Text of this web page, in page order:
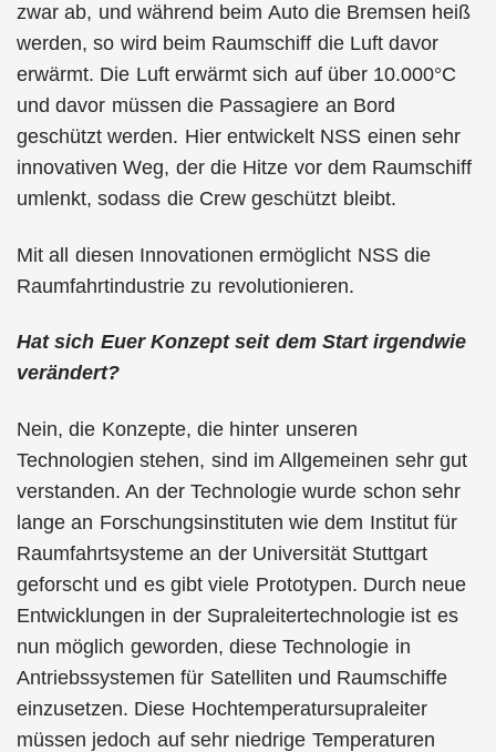
zwar ab, und während beim Auto die Bremsen heiß
werden, so wird beim Raumschiff die Luft davor
erwärmt. Die Luft erwärmt sich auf über 10.000°C
und davor müssen die Passagiere an Bord
geschützt werden. Hier entwickelt NSS einen sehr
innovativen Weg, der die Hitze vor dem Raumschiff
umlenkt, sodass die Crew geschützt bleibt.
Mit all diesen Innovationen ermöglicht NSS die
Raumfahrtindustrie zu revolutionieren.
Hat sich Euer Konzept seit dem Start irgendwie
verändert?
Nein, die Konzepte, die hinter unseren
Technologien stehen, sind im Allgemeinen sehr gut
verstanden. An der Technologie wurde schon sehr
lange an Forschungsinstituten wie dem Institut für
Raumfahrtsysteme an der Universität Stuttgart
geforscht und es gibt viele Prototypen. Durch neue
Entwicklungen in der Supraleitertechnologie ist es
nun möglich geworden, diese Technologie in
Antriebssystemen für Satelliten und Raumschiffe
einzusetzen. Diese Hochtemperatursupraleiter
müssen jedoch auf sehr niedrige Temperaturen